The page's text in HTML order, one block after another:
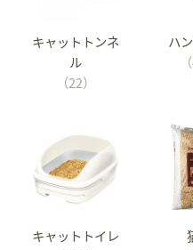
キャットトンネ
ル
（22）
ハ
キャットトイレ